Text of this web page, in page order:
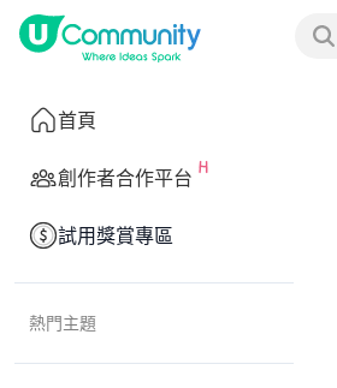
首頁
創作者合作平台
試用獎賞專區
熱門主題